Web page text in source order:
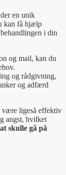
en unik
kan få hjælp
i din
og mail, kan du
og rådgivning,
og adfærd
være ligeså effektiv
angst, hvilket
skulle gå på